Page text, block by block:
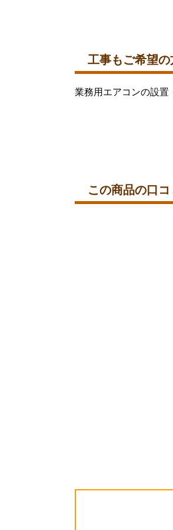
工事もご希望の
業務用エアコンの設置
この商品の口コ